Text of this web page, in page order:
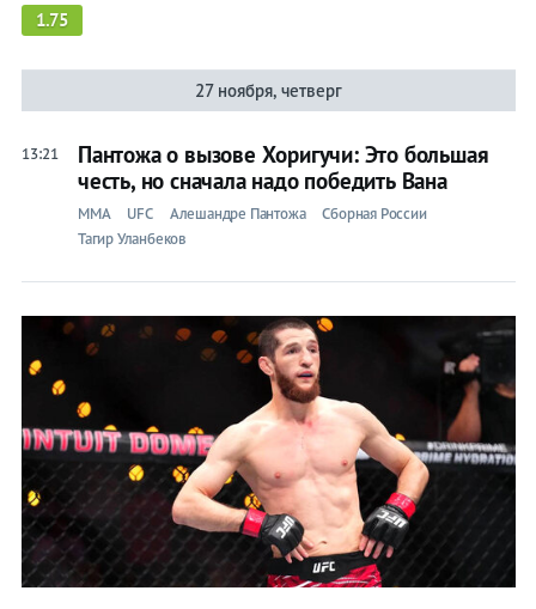
1.75
27 ноября, четверг
13:21
Пантожа о вызове Хоригучи: Это большая
честь, но сначала надо победить Вана
ММА UFC Алешандре Пантожа
Сборная России
Тагир Уланбеков